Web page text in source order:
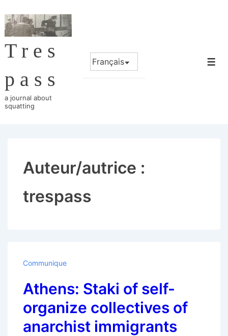
passer
au
contenu
Tres
pass
a journal about
squatting
Choisir
une
Auteur/autrice :
trespass
Communique
Athens: Staki of self-
organize collectives of
anarchist immigrants